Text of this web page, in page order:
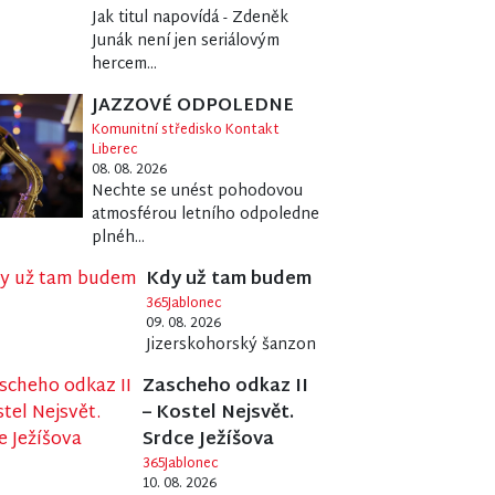
Jak titul napovídá - Zdeněk
Junák není jen seriálovým
hercem...
JAZZOVÉ ODPOLEDNE
Komunitní středisko Kontakt
Liberec
08. 08. 2026
Nechte se unést pohodovou
atmosférou letního odpoledne
plnéh...
Kdy už tam budem
365Jablonec
09. 08. 2026
Jizerskohorský šanzon
Zascheho odkaz II
– Kostel Nejsvět.
Srdce Ježíšova
365Jablonec
10. 08. 2026